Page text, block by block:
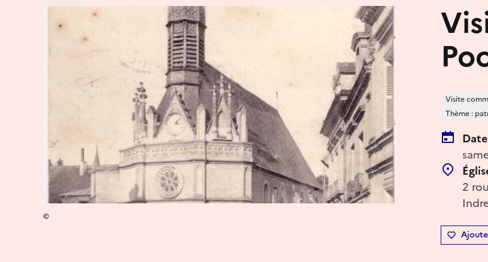
Visite
Thème :
Date
2
©